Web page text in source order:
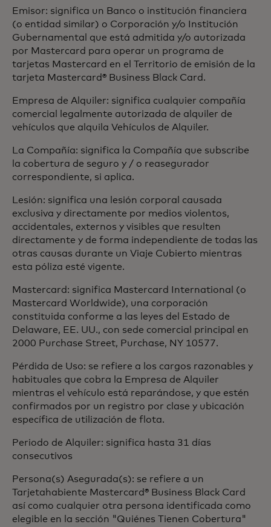
Emisor: significa un Banco o institución financiera
(o entidad similar) o Corporación y/o Institución
Gubernamental que está admitida y/o autorizada
por Mastercard para operar un programa de
tarjetas Mastercard en el Territorio de emisión de la
tarjeta Mastercard® Business Black Card.
Empresa de Alquiler: significa cualquier compañía
comercial legalmente autorizada de alquiler de
vehículos que alquila Vehículos de Alquiler.
La Compañía: significa la Compañía que subscribe
la cobertura de seguro y / o reasegurador
correspondiente, si aplica.
Lesión: significa una lesión corporal causada
exclusiva y directamente por medios violentos,
accidentales, externos y visibles que resulten
directamente y de forma independiente de todas las
otras causas durante un Viaje Cubierto mientras
esta póliza esté vigente.
Mastercard: significa Mastercard International (o
Mastercard Worldwide), una corporación
constituida conforme a las leyes del Estado de
Delaware, EE. UU., con sede comercial principal en
2000 Purchase Street, Purchase, NY 10577.
Pérdida de Uso: se refiere a los cargos razonables y
habituales que cobra la Empresa de Alquiler
mientras el vehículo está reparándose, y que estén
confirmados por un registro por clase y ubicación
específica de utilización de flota.
Periodo de Alquiler: significa hasta 31 días
consecutivos
Persona(s) Asegurada(s): se refiere a un
Tarjetahabiente Mastercard® Business Black Card
así como cualquier otra persona identificada como
elegible en la sección "Quiénes Tienen Cobertura"